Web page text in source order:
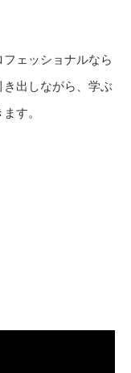
ェッショナルなら
出しながら、学ぶ
す。